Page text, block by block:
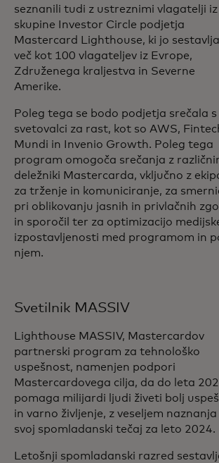
seznanili tudi z ustreznimi vlagatelji iz
skupine Investor Circle podjetja
Mastercard Lighthouse, ki jo sestavlja
več kot 100 vlagateljev iz Evrope,
Združenega kraljestva in Severne
Amerike.
Poleg tega se bodo podjetja srečala s
svetovalci za rast, kot so AWS,
Mundi in Invenio Growth. Poleg tega
program omogoča srečanja z
deležniki Mastercarda, vključno z
za trženje in komuniciranje, za
pri oblikovanju jasnih in privlačnih
in sporočil ter za optimizacijo
izpostavljenosti med programom in
njem.
Svetilnik MASSIV
Lighthouse MASSIV, Mastercardov
partnerski program za tehnološko
uspešnost, namenjen podpori
Mastercardovega cilja, da do leta
pomaga milijardi ljudi živeti bolj
in varno življenje, z veseljem naznanja
svoj spomladanski tečaj za leto 2024.
Letošnji spomladanski razred